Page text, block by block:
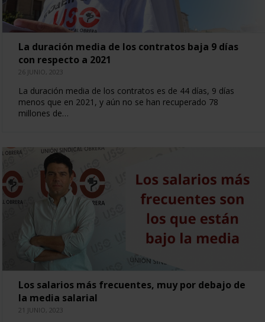
La duración media de los contratos baja 9 días
con respecto a 2021
26 JUNIO, 2023
La duración media de los contratos es de 44 días, 9 días
menos que en 2021, y aún no se han recuperado 78
millones de…
Los salarios más frecuentes, muy por debajo de
la media salarial
21 JUNIO, 2023